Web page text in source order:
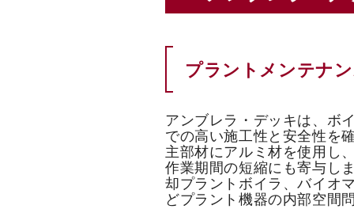
プラントメンテナ
アンブレラ・デッキは、ボ
での高い施工性と安全性を
主部材にアルミ材を使用し
作業期間の短縮にも寄与し
却プラントボイラ、バイオ
どプラント機器の内部空間